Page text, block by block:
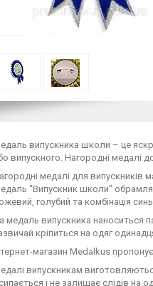
випускника школи – це
випускного. Нагородні медалі
медалі для випускників
"Випускник школи"
голубий та комбінація
медаль випускника наноситься
кріпиться на одяг
магазин Medalkus
випускникам
і не залишає слідів на